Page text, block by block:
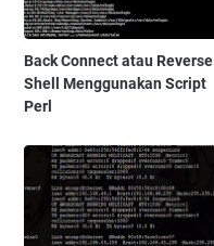
Back Connect atau Reverse
Shell Menggunakan Script
Perl